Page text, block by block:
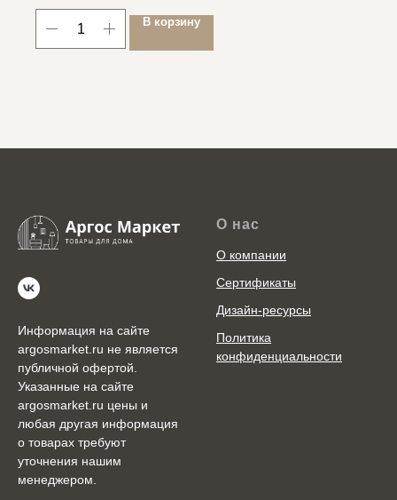
В корзину
Информация на сайте
argosmarket.ru не является
публичной офертой.
Указанные на сайте
argosmarket.ru цены и
любая другая информация
о товарах требуют
уточнения нашим
менеджером.
О нас
О компании
Сертификаты
Дизайн-ресурсы
Политика
конфиденциальности